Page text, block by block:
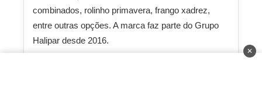
combinados, rolinho primavera, frango xadrez,
entre outras opções. A marca faz parte do Grupo
Halipar desde 2016.
✕